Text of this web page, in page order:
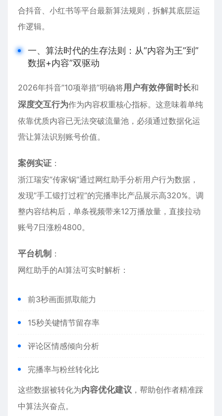
合抖音、小红书等平台最新算法规则，拆解其底层运
作逻辑。
一、算法时代的生存法则：从”内容为王”到”
数据+内容”双驱动
2026年抖音”10项举措”明确将用户有效停留时长和
深度交互行为作为内容权重核心指标。这意味着单纯
依靠优质内容已无法突破流量池，必须通过数据化运
营让算法识别账号价值。
案例实证 ：
浙江瑞安”传家锅”通过网红助手分析用户行为数据，
发现”手工锻打过程”的完播率比产品展示高320%。调
整内容结构后，单条视频带来12万播放量，直接拉动
账号7日涨粉4800。
平台机制 ：
网红助手的AI算法可实时解析：
前3秒画面抓取能力
15秒关键情节留存率
评论区情感倾向分析
完播率与粉丝转化比
这些数据被转化为内容优化建议 ，帮助创作者精准踩
中算法兴奋点。